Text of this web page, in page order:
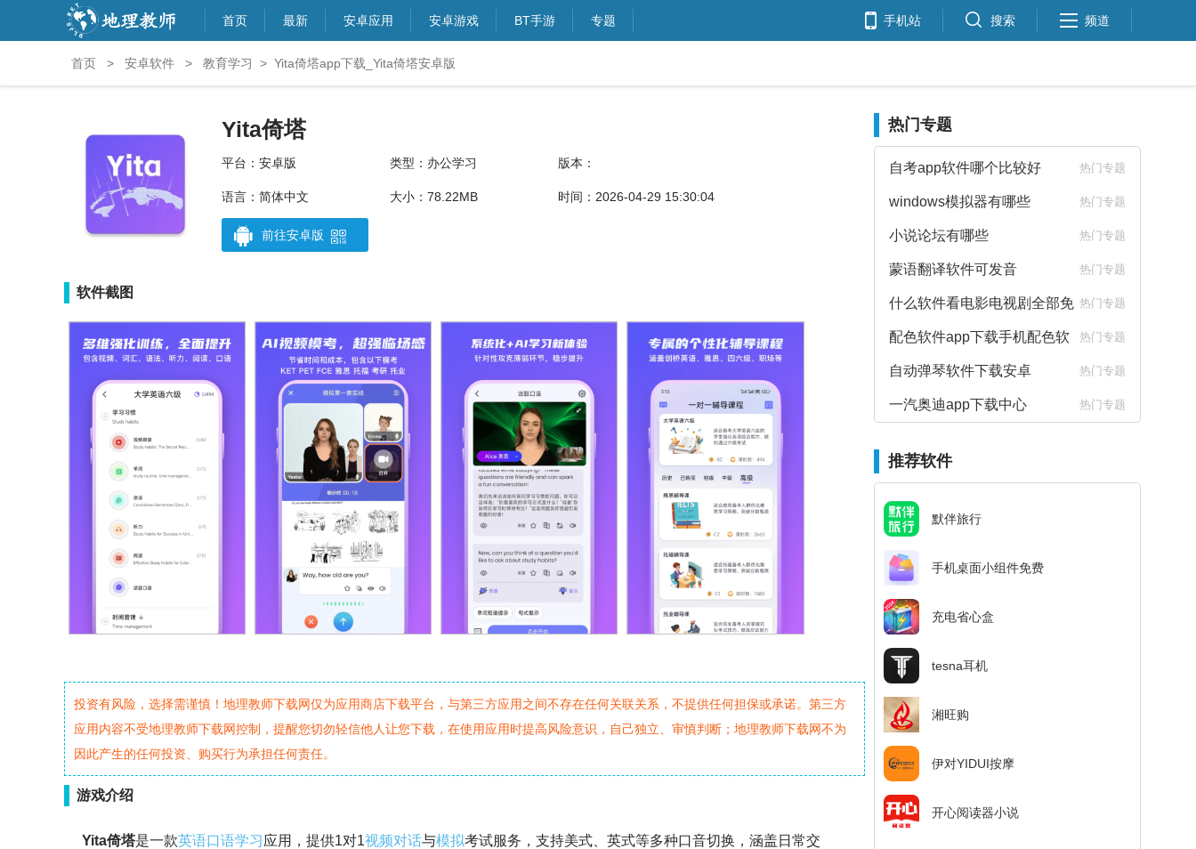
首页 最新 安卓应用 安卓游戏 BT手游 专题 手机站 搜索 频道
首页 > 安卓软件 > 教育学习 > Yita倚塔app下载_Yita倚塔安卓版
Yita倚塔
平台：安卓版 类型：办公学习 版本：
语言：简体中文 大小：78.22MB 时间：2026-04-29 15:30:04
前往安卓版
软件截图
投资有风险，选择需谨慎！地理教师下载网仅为应用商店下载平台，与第三方应用之间不存在任何关联关系，不提供任何担保或承诺。第三方
应用内容不受地理教师下载网控制，提醒您切勿轻信他人让您下载，在使用应用时提高风险意识，自己独立、审慎判断；地理教师下载网不为
因此产生的任何投资、购买行为承担任何责任。
游戏介绍
Yita倚塔是一款英语口语学习应用，提供1对1视频对话与模拟考试服务，支持美式、英式等多种口音切换，涵盖日常交
热门专题
自考app软件哪个比较好 热门专题
windows模拟器有哪些 热门专题
小说论坛有哪些 热门专题
蒙语翻译软件可发音 热门专题
什么软件看电影电视剧全部免
费
热门专题
配色软件app下载手机配色软
件下载
热门专题
自动弹琴软件下载安卓 热门专题
一汽奥迪app下载中心 热门专题
推荐软件
默伴旅行
手机桌面小组件免费
充电省心盒
tesna耳机
湘旺购
伊对YIDUI按摩
开心阅读器小说